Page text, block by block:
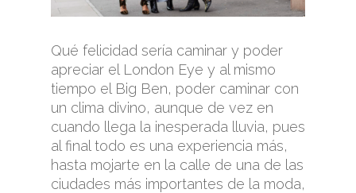
Qué felicidad sería caminar y poder
apreciar el London Eye y al mismo
tiempo el Big Ben, poder caminar con
un clima divino, aunque de vez en
cuando llega la inesperada lluvia, pues
al final todo es una experiencia más,
hasta mojarte en la calle de una de las
ciudades más importantes de la moda,